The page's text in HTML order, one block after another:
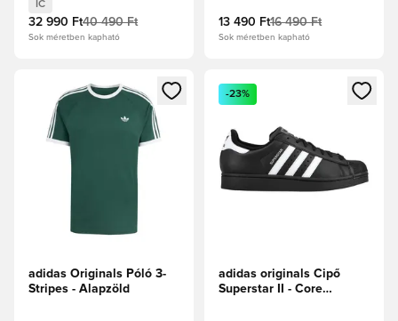
IC
32 990 Ft40 490 Ft
Sok méretben kapható
13 490 Ft16 490 Ft
Sok méretben kapható
Megnyit egy modált a bejelentkezéshez vagy a tagként
adidas Originals Póló 3-
Stripes - Alapzöld
Megnyit egy modált a
-23%
adidas originals Cipő
Superstar II - Core